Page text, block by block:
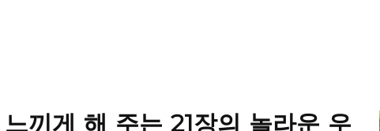
끼게 해 주는 21장의 놀라운 우